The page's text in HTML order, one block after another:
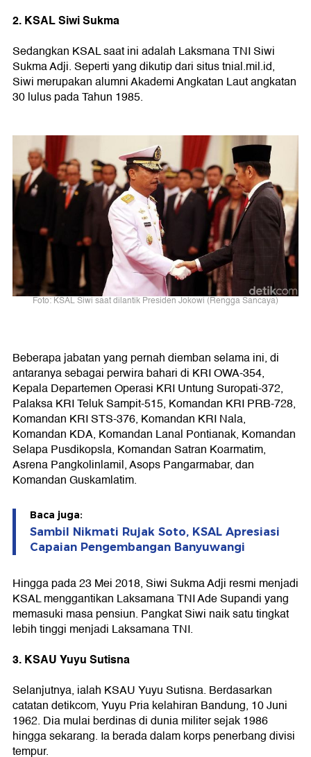
2. KSAL Siwi Sukma
Sedangkan KSAL saat ini adalah Laksmana TNI Siwi
Sukma Adji. Seperti yang dikutip dari situs tnial.mil.id,
Siwi merupakan alumni Akademi Angkatan Laut angkatan
30 lulus pada Tahun 1985.
Foto: KSAL Siwi saat dilantik Presiden Jokowi (Rengga Sancaya)
Beberapa jabatan yang pernah diemban selama ini, di
antaranya sebagai perwira bahari di KRI OWA-354,
Kepala Departemen Operasi KRI Untung Suropati-372,
Palaksa KRI Teluk Sampit-515, Komandan KRI PRB-728,
Komandan KRI STS-376, Komandan KRI Nala,
Komandan KDA, Komandan Lanal Pontianak, Komandan
Selapa Pusdikopsla, Komandan Satran Koarmatim,
Asrena Pangkolinlamil, Asops Pangarmabar, dan
Komandan Guskamlatim.
Baca juga:
Sambil Nikmati Rujak Soto, KSAL Apresiasi
Capaian Pengembangan Banyuwangi
Hingga pada 23 Mei 2018, Siwi Sukma Adji resmi menjadi
KSAL menggantikan Laksamana TNI Ade Supandi yang
memasuki masa pensiun. Pangkat Siwi naik satu tingkat
lebih tinggi menjadi Laksamana TNI.
3. KSAU Yuyu Sutisna
Selanjutnya, ialah KSAU Yuyu Sutisna. Berdasarkan
catatan detikcom, Yuyu Pria kelahiran Bandung, 10 Juni
1962. Dia mulai berdinas di dunia militer sejak 1986
hingga sekarang. Ia berada dalam korps penerbang divisi
tempur.